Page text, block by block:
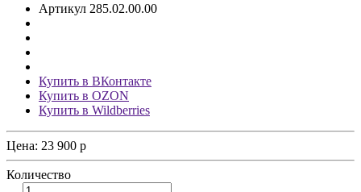
Артикул 285.02.00.00
Купить в ВКонтакте
Купить в OZON
Купить в Wildberries
Цена: 23 900 p
Количество